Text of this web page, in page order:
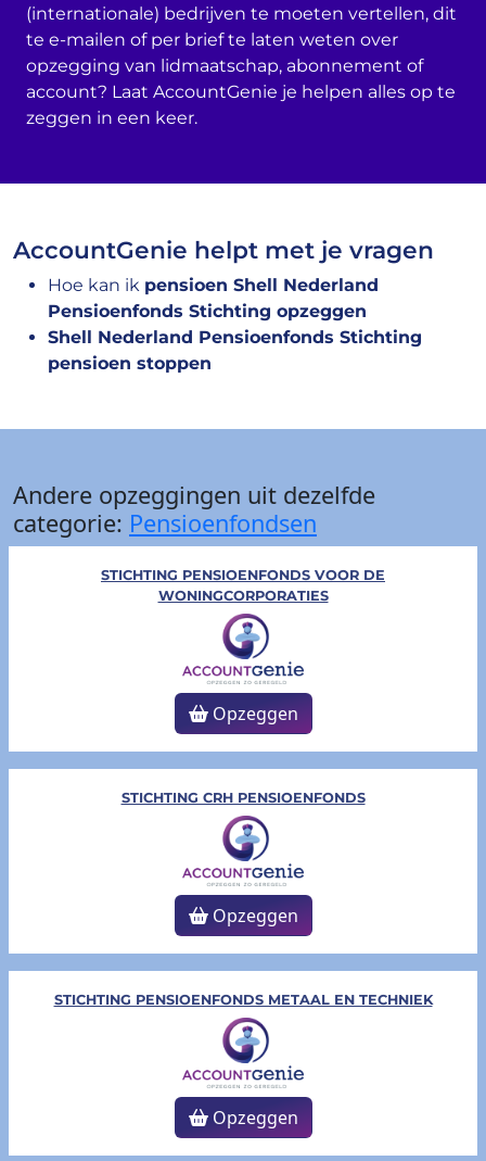
(internationale) bedrijven te moeten vertellen, dit
te e-mailen of per brief te laten weten over
opzegging van lidmaatschap, abonnement of
account? Laat AccountGenie je helpen alles op te
zeggen in een keer.
AccountGenie helpt met je vragen
Hoe kan ik pensioen Shell Nederland
Pensioenfonds Stichting opzeggen
Shell Nederland Pensioenfonds Stichting
pensioen stoppen
Andere opzeggingen uit dezelfde
categorie: Pensioenfondsen
STICHTING PENSIOENFONDS VOOR DE
WONINGCORPORATIES
Opzeggen
STICHTING CRH PENSIOENFONDS
Opzeggen
STICHTING PENSIOENFONDS METAAL EN TECHNIEK
Opzeggen